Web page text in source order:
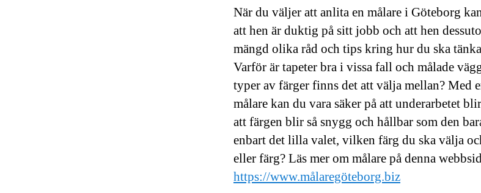
När du väljer att anlita en målare i Göteborg
att hen är duktig på sitt jobb och att hen
mängd olika råd och tips kring hur du ska
Varför är tapeter bra i vissa fall och målade
typer av färger finns det att välja mellan? Med
målare kan du vara säker på att underarbetet
att färgen blir så snygg och hållbar som den
enbart det lilla valet, vilken färg du ska välja
eller färg? Läs mer om målare på denna
https://www.målaregöteborg.biz